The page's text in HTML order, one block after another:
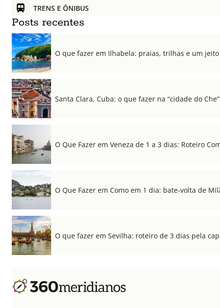
TRENS E ÔNIBUS
Posts recentes
O que fazer em Ilhabela: praias, trilhas e um
Santa Clara, Cuba: o que fazer na “cidade do Che”
O Que Fazer em Veneza de 1 a 3 dias: Roteiro
O Que Fazer em Como em 1 dia: bate-volta de
O que fazer em Sevilha: roteiro de 3 dias pela